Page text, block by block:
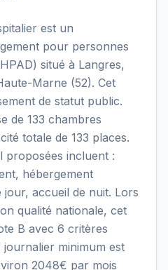
est un
pour personnes
situé à Langres,
Marne (52). Cet
de statut public.
de 133 chambres
totale de 133 places.
proposées incluent :
hébergement
accueil de nuit. Lors
qualité nationale, cet
B avec 6 critères
minimum est
2048€ par mois